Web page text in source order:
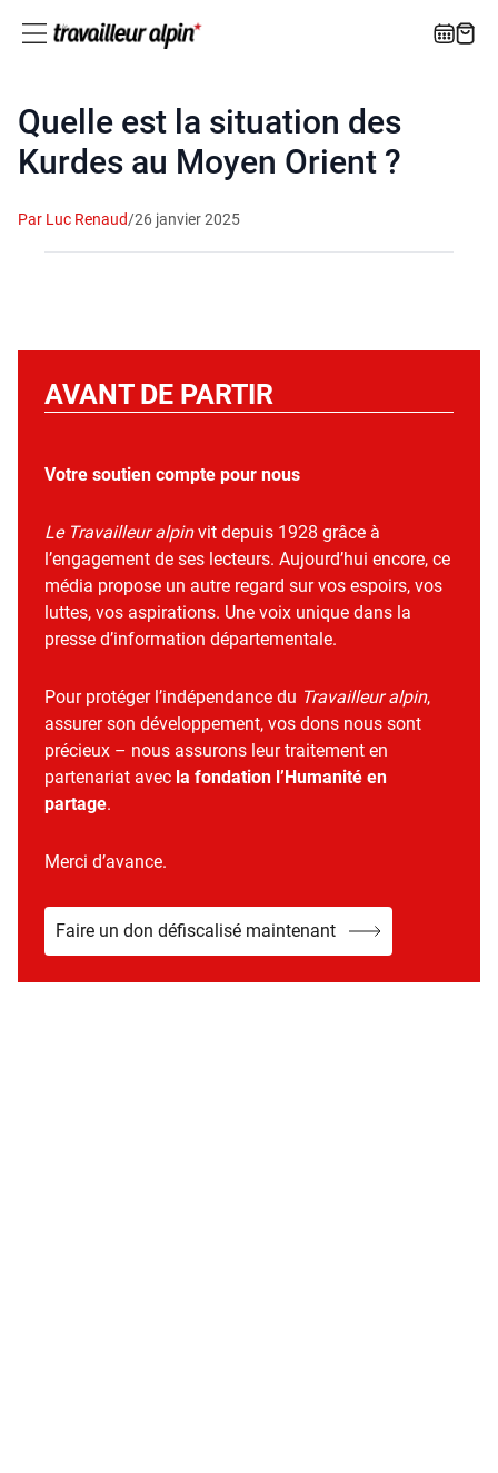
Quelle est la situation des
Kurdes au Moyen Orient ?
Par Luc Renaud/26 janvier 2025
AVANT DE PARTIR
Votre soutien compte pour nous
Le Travailleur alpinvit depuis 1928 grâce à
l’engagement de ses lecteurs. Aujourd’hui encore, ce
média propose un autre regard sur vos espoirs, vos
luttes, vos aspirations. Une voix unique dans la
presse d’information départementale.
Pour protéger l’indépendance du Travailleur alpin,
assurer son développement, vos dons nous sont
précieux – nous assurons leur traitement en
partenariat avec la fondation l’Humanité en
partage.
Merci d’avance.
Faire un don défiscalisé maintenant